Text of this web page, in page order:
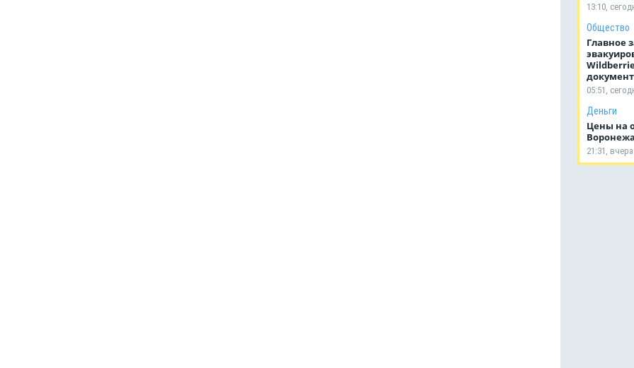
13:10,
Общество
Главное
05:51,
Деньги
Цены на
21:31, вчера